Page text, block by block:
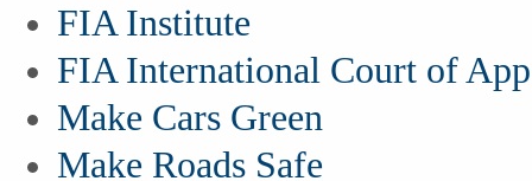
FIA Institute
FIA International Court of
Make Cars Green
Make Roads Safe